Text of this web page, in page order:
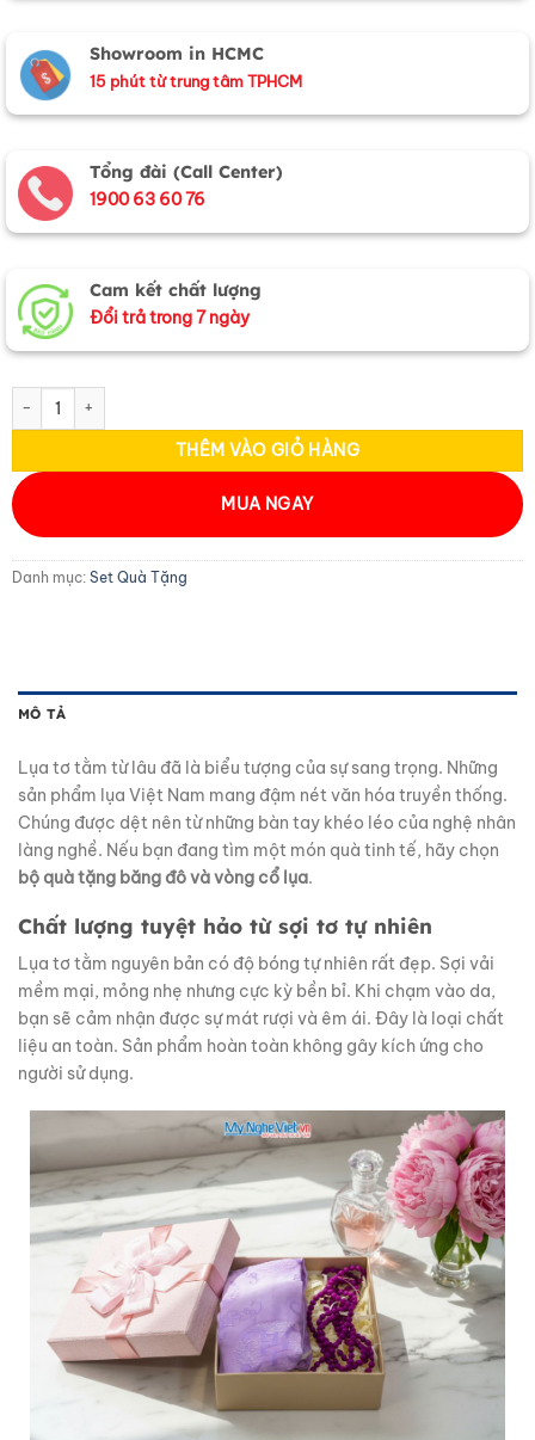
Showroom in HCMC
15 phút từ trung tâm TPHCM
Tổng đài (Call Center)
1900 63 60 76
Cam kết chất lượng
Đổi trả trong 7 ngày
Bộ quà tặng băng đô lụa và vòng cổ lụa tơ tằm CBMNV-VHLNC02/1
THÊM VÀO GIỎ HÀNG
MUA NGAY
Danh mục: Set Quà Tặng
MÔ TẢ
Lụa tơ tằm từ lâu đã là biểu tượng của sự sang trọng. Những
sản phẩm lụa Việt Nam mang đậm nét văn hóa truyền thống.
Chúng được dệt nên từ những bàn tay khéo léo của nghệ nhân
làng nghề. Nếu bạn đang tìm một món quà tinh tế, hãy chọn
bộ quà tặng băng đô và vòng cổ lụa.
Chất lượng tuyệt hảo từ sợi tơ tự nhiên
Lụa tơ tằm nguyên bản có độ bóng tự nhiên rất đẹp. Sợi vải
mềm mại, mỏng nhẹ nhưng cực kỳ bền bỉ. Khi chạm vào da,
bạn sẽ cảm nhận được sự mát rượi và êm ái. Đây là loại chất
liệu an toàn. Sản phẩm hoàn toàn không gây kích ứng cho
người sử dụng.